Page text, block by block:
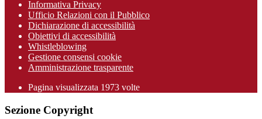
Informativa Privacy
Ufficio Relazioni con il Pubblico
Dichiarazione di accessibilità
Obiettivi di accessibilità
Whistleblowing
Gestione consensi cookie
Amministrazione trasparente
Pagina visualizzata 1973 volte
Sezione Copyright